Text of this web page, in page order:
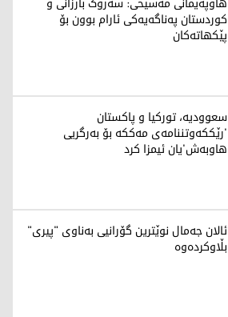
کوردستان په‌ناگه‌یه‌كی ئارام بوون بۆ
پێکهاتەکان
سعوودیە، تورکیا و پاکستان
'رێککەوتننامەی مەککە بۆ بەرگریی
هاوبەش'یان ئیمزا کرد
ئالان جەمال نوێترین گۆرانیی بەناوی "پیری"
بڵاوکردەوە